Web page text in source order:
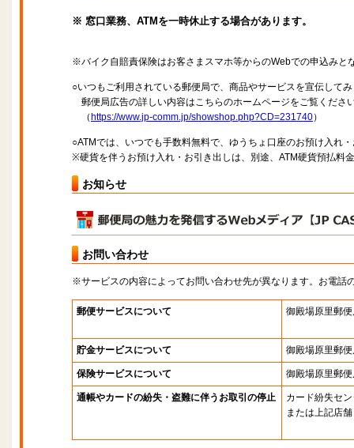
※ 窓口業務、ATMを一時休止する場合があります。
※バイク自賠責保険はお客さまスマホ等からのWebでの申込みと
○いつもご利用されている郵便局で、商品やサービスを宣伝して
郵便局広告の詳しい内容はこちらのホームページをご覧くださ
（ https://www.jp-comm.jp/showshop.php?CD=231740）
○ATMでは、いつでも手数料無料で、ゆうちょ口座のお預け入れ
※硬貨を伴うお預け入れ・お引き出しは、別途、ATM硬貨預払料
お知らせ
お問い合わせ
※サービスの内容によってお問い合わせ先が異なります。お電話
郵便サービスについて 御殿場原里郵
貯金サービスについて 御殿場原里郵
保険サービスについて 御殿場原里郵
通帳やカードの紛失・盗難に伴うお取引の停止
カード紛失セ
または上記店舗